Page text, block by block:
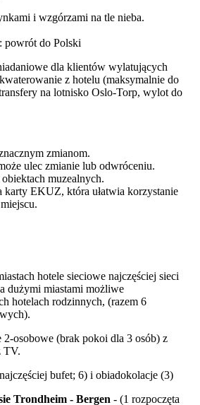
powrót do Polski
dla klientów wylatujących
z hotelu (maksymalnie do
na lotnisko Oslo-Torp, wylot do
zmianom.
ulec zmianie lub odwróceniu.
muzealnych.
karty EKUZ, która ułatwia korzystanie
hotele sieciowe najczęściej sieci
dużymi miastami możliwe
hotelach rodzinnych, (razem 6
osobowe (brak pokoi dla 3 osób) z
TV.
bufet; 6) i obiadokolacje (3)
Trondheim - Bergen - (1 rozpoczęta